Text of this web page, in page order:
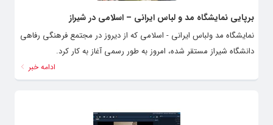
برپایی نمایشگاه مد و لباس ایرانی – اسلامی در شیراز
نمایشگاه مد ولباس ایرانی - اسلامی که از دیروز در مجتمع فرهنگی رفاهی
دانشگاه شیراز مستقر شده، امروز به طور رسمی آغاز به کار کرد.
ادامه خبر